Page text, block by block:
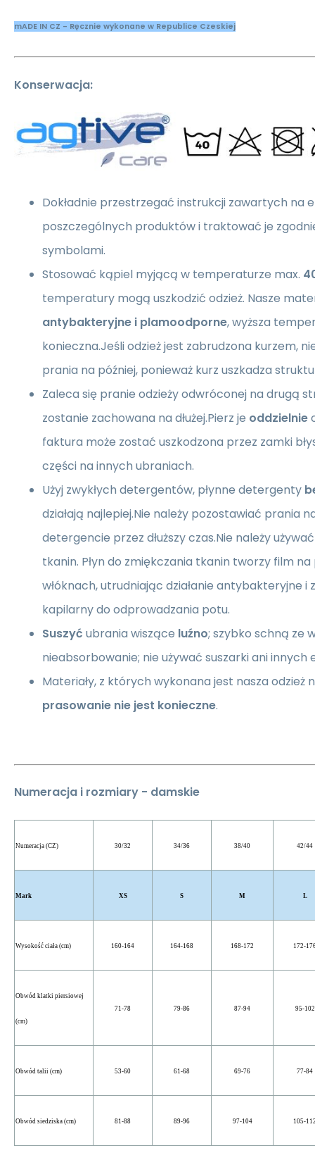
mADE IN CZ - Ręcznie wykonane w Republice Czeskiej
Konserwacja:
Dokładnie przestrzegać instrukcji zawartych na
poszczególnych produktów i traktować je
symbolami.
Stosować kąpiel myjącą w temperaturze max.
temperatury mogą uszkodzić odzież. Nasze
antybakteryjne i plamoodporne, wyższa
konieczna.Jeśli odzież jest zabrudzona kurzem,
prania na później, ponieważ kurz uszkadza
Zaleca się pranie odzieży odwróconej na drugą
zostanie zachowana na dłużej.Pierz je oddzielnie
faktura może zostać uszkodzona przez zamki
części na innych ubraniach.
Użyj zwykłych detergentów, płynne detergenty
działają najlepiej.Nie należy pozostawiać prania
detergencie przez dłuższy czas.Nie należy
tkanin. Płyn do zmiękczania tkanin tworzy film
włóknach, utrudniając działanie antybakteryjne
kapilarny do odprowadzania potu.
Suszyć ubrania wiszące luźno; szybko schną ze
nieabsorbowanie; nie używać suszarki ani
Materiały, z których wykonana jest nasza odzież
prasowanie nie jest konieczne.
Numeracja i rozmiary - damskie
Numeracja (CZ) 30/32 34/36 38/40 42/44
Mark XS S M L
Wysokość ciała (cm) 160-164 164-168 168-172 172-
Obwód klatki piersiowej
(cm)
71-78 79-86 87-94 95-102
Obwód talii (cm) 53-60 61-68 69-76 77-84
Obwód siedziska (cm) 81-88 89-96 97-104 105-